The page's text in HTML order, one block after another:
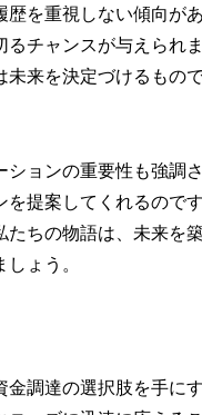
歴を重視しない傾向が
チャンスが与えられ
来を決定づけるもの
ションの重要性も強調
提案してくれるので
ちの物語は、未来を
ょう。
調達の選択肢を手に